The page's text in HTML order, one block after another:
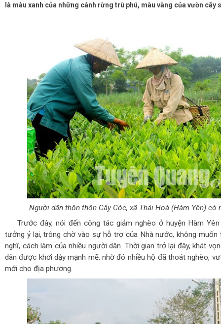
là màu xanh của những cánh rừng trù phú, màu vàng của vườn cây
Người dân thôn thôn Cây Cóc, xã Thái Hoà (Hàm Yên) có
Trước đây, nói đến công tác giảm nghèo ở huyện Hàm
tưởng ỷ lại, trông chờ vào sự hỗ trợ của Nhà nước, không
nghĩ, cách làm của nhiều người dân. Thời gian trở lại đây, khát
dân được khơi dậy mạnh mẽ, nhờ đó nhiều hộ đã thoát nghèo,
mới cho địa phương.